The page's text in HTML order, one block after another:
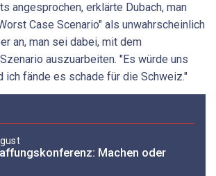
angesprochen, erklärte Dubach, man
Case Scenario" als unwahrscheinlich
an, man sei dabei, mit dem
auszuarbeiten. "Es würde uns
ich fände es schade für die Schweiz."
Machen oder